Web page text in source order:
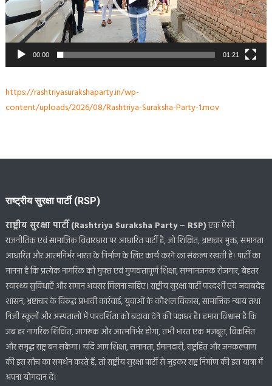
00:00 01:21
https://rashtriyasurakshaparty.in/wp-
content/uploads/2026/08/Rashtriya-Suraksha-Party-1.mov
राष्ट्रीय सुरक्षा पार्टी (RSP)
राष्ट्रीय सुरक्षा पार्टी (Rashtriya Suraksha Party – RSP)एक ऐसी
राजनीतिक एवं सामाजिक विचारधारा पर आधारित पार्टी है, जो शिक्षित, भ्रष्टाचार मुक्त, समानता
आधारित और आत्मनिर्भर भारत के निर्माण के लिए कार्य करने का संकल्प रखती है। पार्टी का
मानना है कि प्रत्येक नागरिक को मुफ्त एवं गुणवत्तापूर्ण शिक्षा, सम्मानजनक रोजगार, बेहतर
स्वास्थ्य सुविधाएँ और समान अवसर मिलना चाहिए। राष्ट्रीय सुरक्षा पार्टी पारदर्शी एवं जवाबदेह
शासन, भ्रष्टाचार के विरुद्ध प्रभावी कार्रवाई, युवाओं के कौशल विकास, सामाजिक न्याय तथा
निजी स्कूलों और अस्पतालों में पारदर्शिता को बढ़ावा देने की पक्षधर है। हमारा विश्वास है कि
जब हर नागरिक शिक्षित, जागरूक और आत्मनिर्भर होगा, तभी भारत एक मजबूत, विकसित
और समृद्ध राष्ट्र बन सकेगा। यदि आप शिक्षा, समानता, ईमानदारी, राष्ट्रहित और जनकल्याण
की इस सोच का समर्थन करते हैं, तो राष्ट्रीय सुरक्षा पार्टी से जुड़कर राष्ट्र निर्माण की इस यात्रा में
अपना योगदान दें।